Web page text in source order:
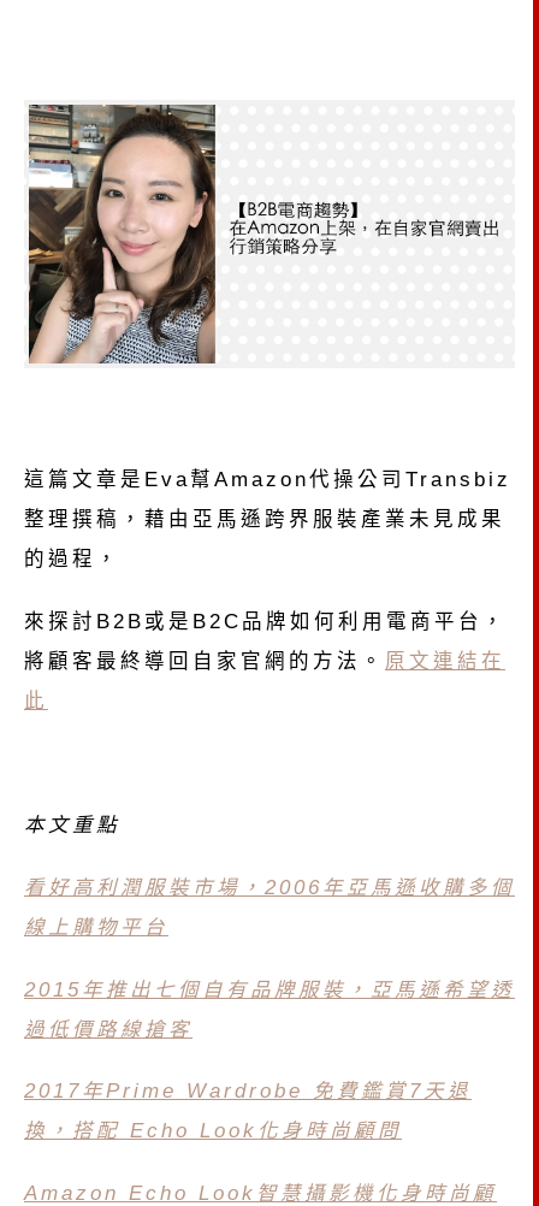
這篇文章是Eva幫Amazon代操公司Transbiz
整理撰稿，藉由亞馬遜跨界服裝產業未見成果
的過程，
來探討B2B或是B2C品牌如何利用電商平台，
將顧客最終導回自家官網的方法。 原文連結在
此
本文重點
看好高利潤服裝市場，2006年亞馬遜收購多個
線上購物平台
2015年推出七個自有品牌服裝，亞馬遜希望透
過低價路線搶客
2017年Prime Wardrobe 免費鑑賞7天退
換，搭配 Echo Look化身時尚顧問
Amazon Echo Look智慧攝影機化身時尚顧